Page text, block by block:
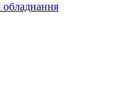
обладнання